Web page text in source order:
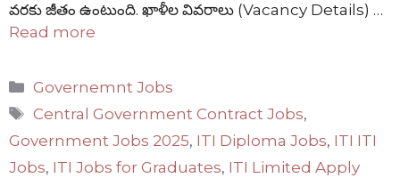
వరకు జీతం ఉంటుంది. ఖాళీల వివరాలు (Vacancy Details) …
Read more
Categories
Governemnt Jobs
Tags
Central Government Contract Jobs,
Government Jobs 2025, ITI Diploma Jobs, ITI ITI
Jobs, ITI Jobs for Graduates, ITI Limited Apply